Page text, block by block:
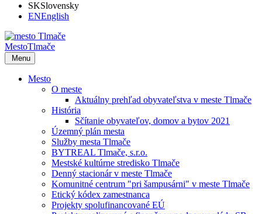
SKSlovensky
ENEnglish
MestoTlmače
Menu
Mesto
O meste
Aktuálny prehľad obyvateľstva v meste Tlmače
História
Sčítanie obyvateľov, domov a bytov 2021
Územný plán mesta
Služby mesta Tlmače
BYTREAL Tlmače, s.r.o.
Mestské kultúrne stredisko Tlmače
Denný stacionár v meste Tlmače
Komunitné centrum "pri šampusárni" v meste Tlmače
Etický kódex zamestnanca
Projekty spolufinancované EÚ